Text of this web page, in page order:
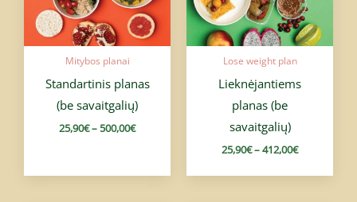
Mitybos planai
Standartinis planas
(be savaitgalių)
25,90€–500,00€
Lose weight plan
Lieknėjantiems
planas (be
savaitgalių)
25,90€–412,00€